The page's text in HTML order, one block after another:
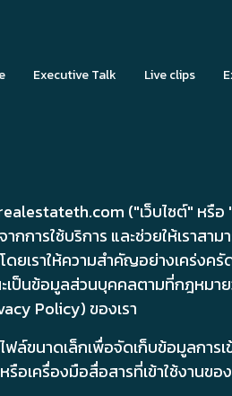
Executive Talk Live clips
("เว็บไซต์" หรื
กการใช้บริการ และช่วยให้เรา
โดยเราให้ความสำคัญอย่างเคร่
ป็นข้อมูลส่วนบุคคลตามที่กฎหมาย
Policy) ของเรา
ฟล์ขนาดเล็กเพื่อจัดเก็บข้อมูลการเ
เครื่องมือสื่อสารที่เข้าใช้งานขอ